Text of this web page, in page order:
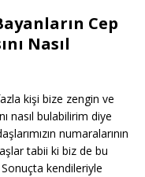
Cep
Nasıl
kişi bize zengin ve
nasıl bulabilirim diye
numaralarının
tabii ki biz de bu
Sonuçta kendileriyle